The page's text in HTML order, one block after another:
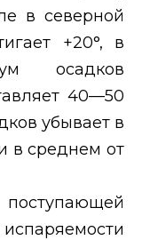
в северной
+20°, в
осадков
40—50
убывает в
в среднем от